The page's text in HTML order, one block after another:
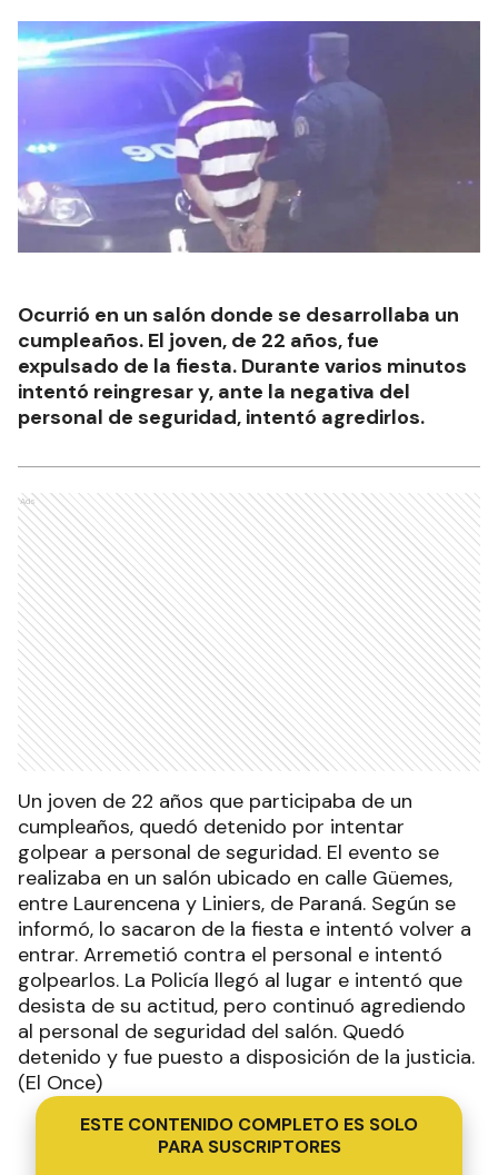
Ocurrió en un salón donde se desarrollaba un
cumpleaños. El joven, de 22 años, fue
expulsado de la fiesta. Durante varios minutos
intentó reingresar y, ante la negativa del
personal de seguridad, intentó agredirlos.
Ads
Un joven de 22 años que participaba de un
cumpleaños, quedó detenido por intentar
golpear a personal de seguridad. El evento se
realizaba en un salón ubicado en calle Güemes,
entre Laurencena y Liniers, de Paraná. Según se
informó, lo sacaron de la fiesta e intentó volver a
entrar. Arremetió contra el personal e intentó
golpearlos. La Policía llegó al lugar e intentó que
desista de su actitud, pero continuó agrediendo
al personal de seguridad del salón. Quedó
detenido y fue puesto a disposición de la justicia.
(El Once)
ESTE CONTENIDO COMPLETO ES SOLO
PARA SUSCRIPTORES